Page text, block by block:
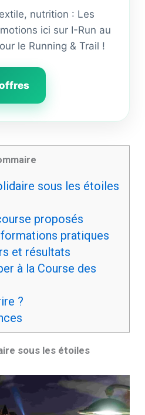
nutrition : Les
ici sur I-Run au
le Running & Trail !
offres
sous les étoiles
proposés
pratiques
et résultats
à la Course des
?
sous les étoiles